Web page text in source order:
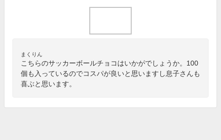
まくりん
こちらのサッカーボールチョコはいかがでしょうか。100
個も入っているのでコスパが良いと思いますし息子さんも
喜ぶと思います。